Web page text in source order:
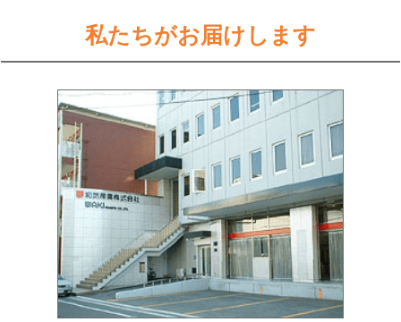
私たちがお届けします